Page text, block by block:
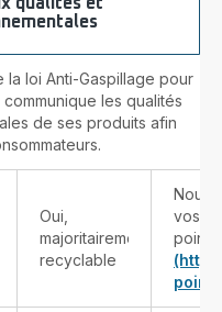
la loi Anti-Gaspillage pour
les qualités
de ses produits afin
Oui,
majoritairement
recyclable
Nous
vos